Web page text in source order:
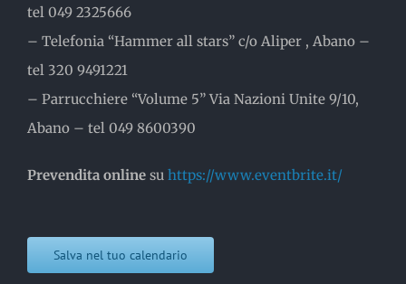
tel 049 2325666
– Telefonia “Hammer all stars” c/o Aliper , Abano –
tel 320 9491221
– Parrucchiere “Volume 5” Via Nazioni Unite 9/10,
Abano – tel 049 8600390
Prevendita online su https://www.eventbrite.it/
Salva nel tuo calendario